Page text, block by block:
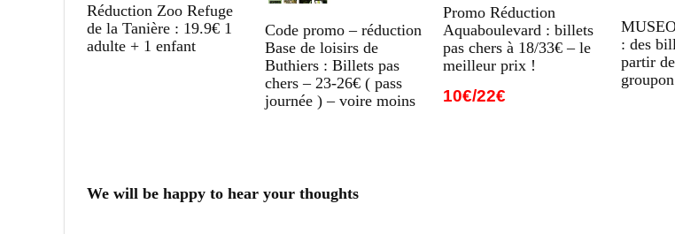
Réduction Zoo Refuge
de la Tanière : 19.9€ 1
adulte + 1 enfant
Code promo – réduction
Base de loisirs de
Buthiers : Billets pas
chers – 23-26€ ( pass
journée ) – voire moins
Promo Réduction
Aquaboulevard : billets
pas chers à 18/33€ – le
meilleur prix !
10€/22€
: des
partir
groupon
We will be happy to hear your thoughts